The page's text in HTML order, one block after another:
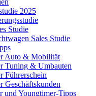
2025
Studie
Sales Studie
Auto & Mobilität
Tuning & Umbauten
Führerschein
Geschäftskunden
und Youngtimer-Tipps